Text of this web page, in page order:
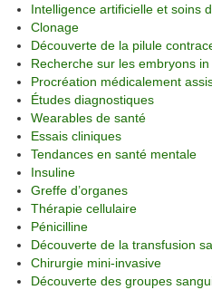
Intelligence artificielle et soins
Clonage
Découverte de la pilule
Recherche sur les embryons
Procréation médicalement
Études diagnostiques
Wearables de santé
Essais cliniques
Tendances en santé mentale
Insuline
Greffe d’organes
Thérapie cellulaire
Pénicilline
Découverte de la transfusion
Chirurgie mini-invasive
Découverte des groupes